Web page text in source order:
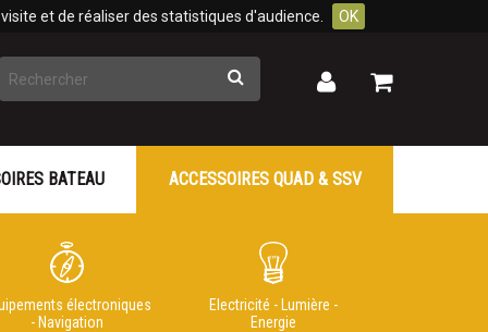
et de réaliser des statistiques d'audience. OK
Rechercher Mon
Mon
BATEAU ACCESSOIRES QUAD & SSV
électroniques
- Navigation
Electricité - Lumière -
Energie